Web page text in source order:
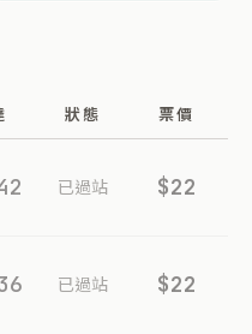
狀態 票價
已過站 $22
已過站 $22